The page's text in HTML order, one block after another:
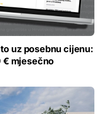
uz posebnu cijenu:
€ mjesečno